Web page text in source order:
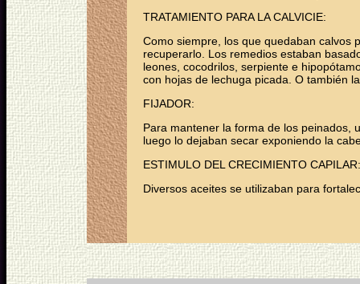
TRATAMIENTO PARA LA CALVICIE:
Como siempre, los que quedaban calvos
recuperarlo. Los remedios estaban
leones, cocodrilos, serpiente e
con hojas de lechuga picada. O también
FIJADOR:
Para mantener la forma de los peinados,
luego lo dejaban secar exponiendo la
ESTIMULO DEL CRECIMIENTO CAPILAR:
Diversos aceites se utilizaban para